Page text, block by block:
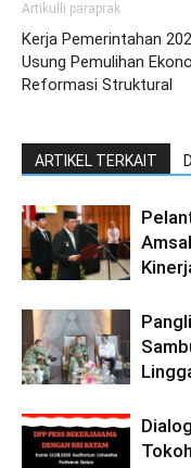
Artikulli paraprak
Kerja Pemerintahan
Usung Pemulihan
Reformasi Struktural
ARTIKEL TERKAIT